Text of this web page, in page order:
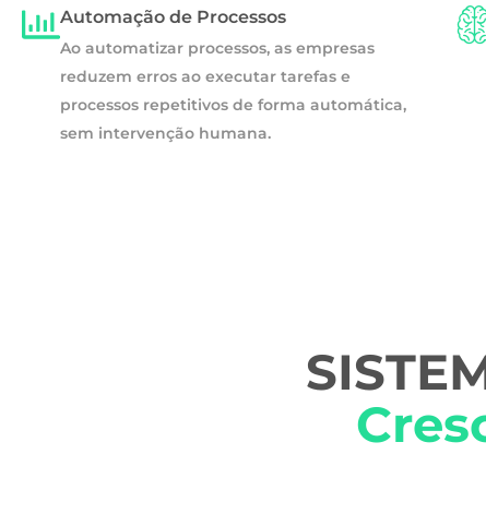
Automação de Processos
Ao automatizar processos, as empresas
reduzem erros ao executar tarefas e
processos repetitivos de forma automática,
sem intervenção humana.